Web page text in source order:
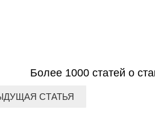
Более 1000 статей о
СТАТЬЯ